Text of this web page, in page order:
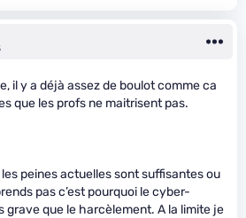
il y a déjà assez de boulot comme ca
que les profs ne maitrisent pas.
peines actuelles sont suffisantes ou
pas c’est pourquoi le cyber-
grave que le harcèlement. A la limite je